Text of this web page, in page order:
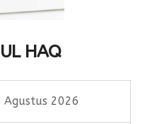
HAQ
Agustus 2026